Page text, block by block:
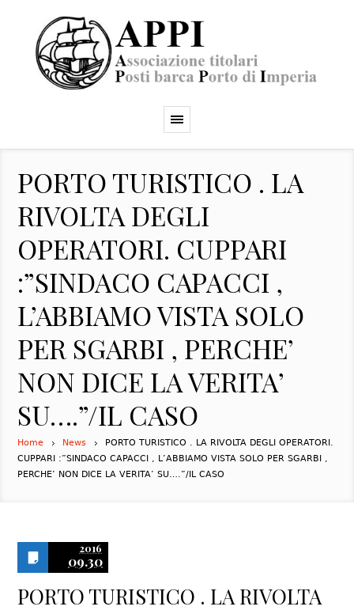
PORTO TURISTICO . LA
RIVOLTA DEGLI
OPERATORI. CUPPARI
:”SINDACO CAPACCI ,
L’ABBIAMO VISTA SOLO
PER SGARBI , PERCHE’
NON DICE LA VERITA’
SU….”/IL CASO
Home News
PORTO TURISTICO . LA RIVOLTA DEGLI OPERATORI.
CUPPARI :”SINDACO CAPACCI , L’ABBIAMO VISTA SOLO PER SGARBI ,
PERCHE’ NON DICE LA VERITA’ SU….”/IL CASO
2016
09.30
PORTO TURISTICO . LA RIVOLTA